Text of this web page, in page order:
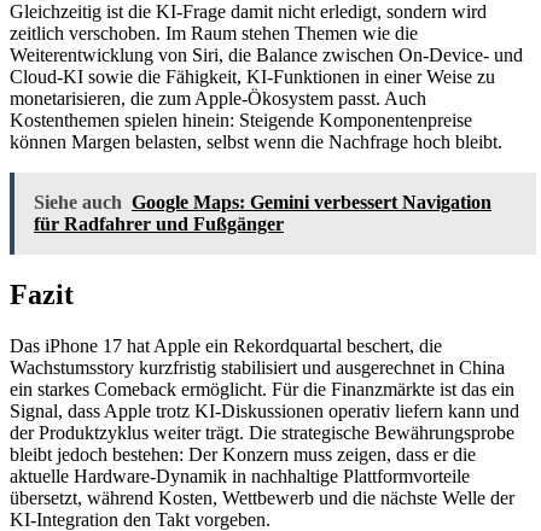
Gleichzeitig ist die KI-Frage damit nicht erledigt, sondern wird
zeitlich verschoben. Im Raum stehen Themen wie die
Weiterentwicklung von Siri, die Balance zwischen On-Device- und
Cloud-KI sowie die Fähigkeit, KI-Funktionen in einer Weise zu
monetarisieren, die zum Apple-Ökosystem passt. Auch
Kostenthemen spielen hinein: Steigende Komponentenpreise
können Margen belasten, selbst wenn die Nachfrage hoch bleibt.
Siehe auch Google Maps: Gemini verbessert Navigation
für Radfahrer und Fußgänger
Fazit
Das iPhone 17 hat Apple ein Rekordquartal beschert, die
Wachstumsstory kurzfristig stabilisiert und ausgerechnet in China
ein starkes Comeback ermöglicht. Für die Finanzmärkte ist das ein
Signal, dass Apple trotz KI-Diskussionen operativ liefern kann und
der Produktzyklus weiter trägt. Die strategische Bewährungsprobe
bleibt jedoch bestehen: Der Konzern muss zeigen, dass er die
aktuelle Hardware-Dynamik in nachhaltige Plattformvorteile
übersetzt, während Kosten, Wettbewerb und die nächste Welle der
KI-Integration den Takt vorgeben.